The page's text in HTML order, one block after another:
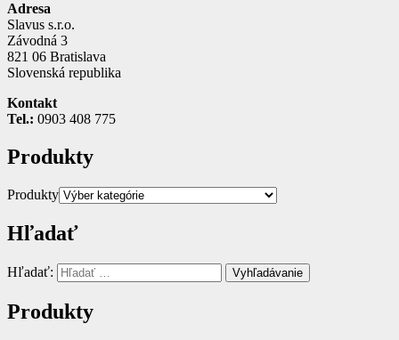
Adresa
Slavus s.r.o.
Závodná 3
821 06 Bratislava
Slovenská republika
Kontakt
Tel.: 0903 408 775
Produkty
Produkty
Hľadať
Hľadať: Vyhľadávanie
Produkty